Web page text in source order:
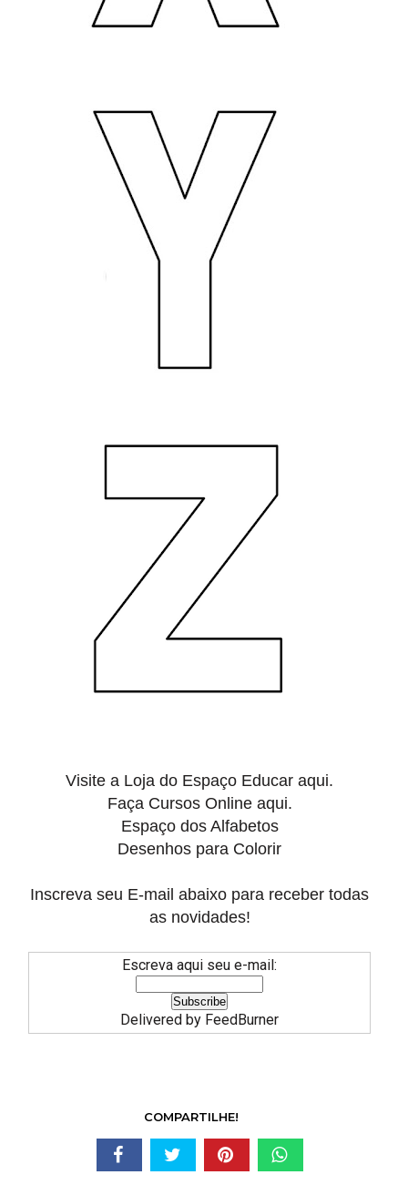
Visite a Loja do Espaço Educar aqui.
Faça Cursos Online aqui.
Espaço dos Alfabetos
Desenhos para Colorir
Inscreva seu E-mail abaixo para receber todas
as novidades!
Escreva aqui seu e-mail:
Delivered by FeedBurner
COMPARTILHE!